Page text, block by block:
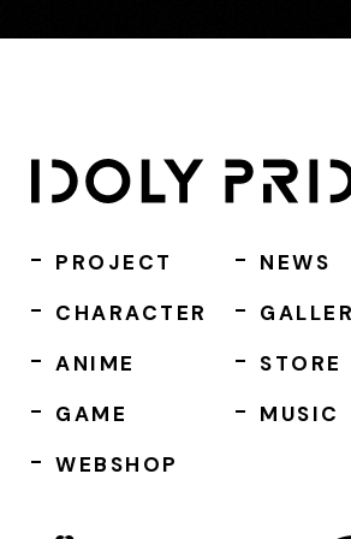
PROJECT
CHARACTER
ANIME
GAME
WEBSHOP
NEWS
STORE
MUSIC